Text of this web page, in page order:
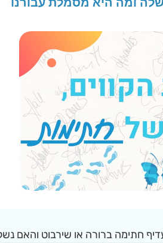
חתימה ברורה או שירבוט והאם